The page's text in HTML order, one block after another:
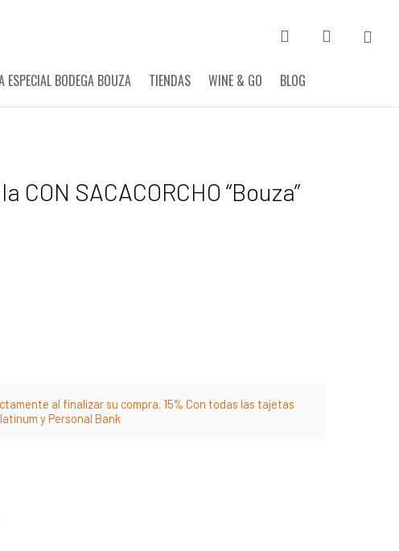
ESPECIAL BODEGA BOUZA TIENDAS WINE & GO BLOG
CON SACACORCHO “Bouza”
al finalizar su compra. 15% Con todas las tajetas
y Personal Bank